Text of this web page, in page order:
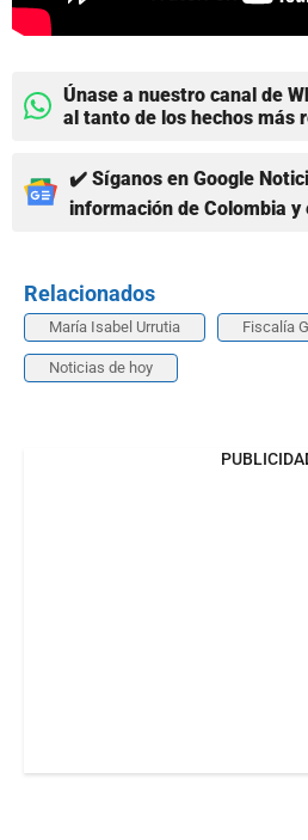
Únase a nuestro canal de
al tanto de los hechos más
✔️ Síganos en Google
información de Colombia y
Relacionados
María Isabel Urrutia Fiscalía
Noticias de hoy